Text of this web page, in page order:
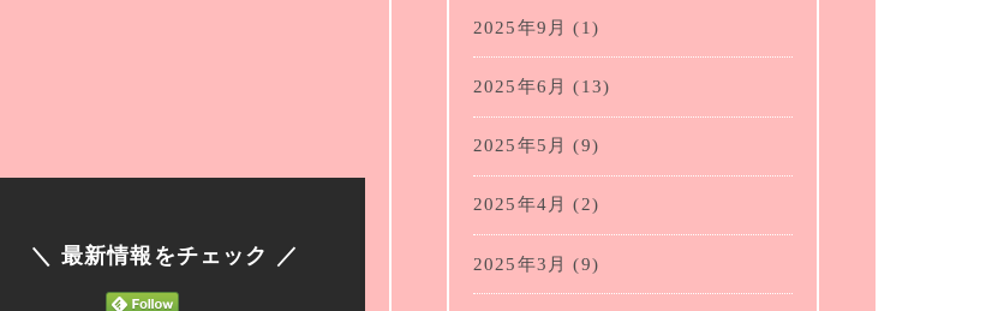
＼ 最新情報をチェック ／
2025年9月 (1)
2025年6月 (13)
2025年5月 (9)
2025年4月 (2)
2025年3月 (9)